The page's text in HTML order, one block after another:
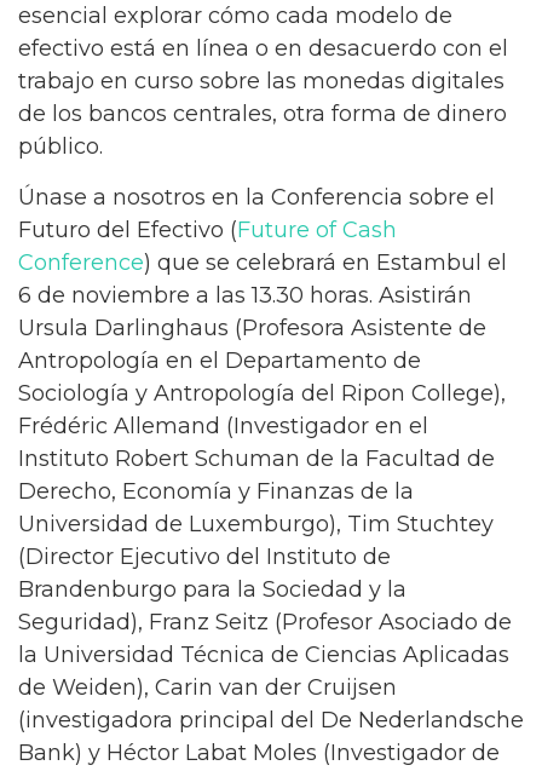
esencial explorar cómo cada modelo de
efectivo está en línea o en desacuerdo con el
trabajo en curso sobre las monedas digitales
de los bancos centrales, otra forma de dinero
público.
Únase a nosotros en la Conferencia sobre el
Futuro del Efectivo (Future of Cash
Conference) que se celebrará en Estambul el
6 de noviembre a las 13.30 horas. Asistirán
Ursula Darlinghaus (Profesora Asistente de
Antropología en el Departamento de
Sociología y Antropología del Ripon College),
Frédéric Allemand (Investigador en el
Instituto Robert Schuman de la Facultad de
Derecho, Economía y Finanzas de la
Universidad de Luxemburgo), Tim Stuchtey
(Director Ejecutivo del Instituto de
Brandenburgo para la Sociedad y la
Seguridad), Franz Seitz (Profesor Asociado de
la Universidad Técnica de Ciencias Aplicadas
de Weiden), Carin van der Cruijsen
(investigadora principal del De Nederlandsche
Bank) y Héctor Labat Moles (Investigador de